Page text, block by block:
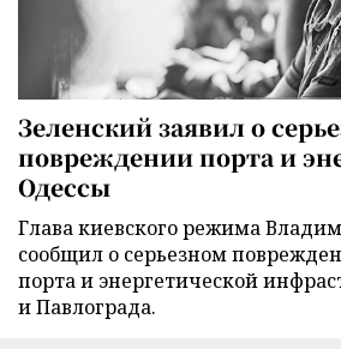
Зеленский заявил о
повреждении порта и
Одессы
Глава киевского режима
сообщил о серьезном
порта и энергетической
и Павлограда.